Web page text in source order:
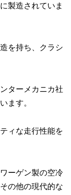
製造されていま
を持ち、クラシ
ターメカニカ社
ます。
ィな走行性能を
ーゲン製の空冷
の他の現代的な